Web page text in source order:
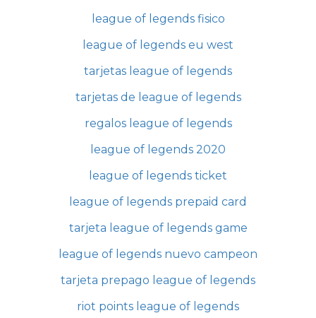
league of legends fisico
league of legends eu west
tarjetas league of legends
tarjetas de league of legends
regalos league of legends
league of legends 2020
league of legends ticket
league of legends prepaid card
tarjeta league of legends game
league of legends nuevo campeon
tarjeta prepago league of legends
riot points league of legends